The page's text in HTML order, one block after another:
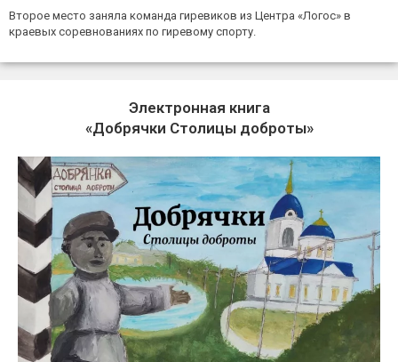
Второе место заняла команда гиревиков из Центра «Логос» в
краевых соревнованиях по гиревому спорту.
Электронная книга
«Добрячки Столицы доброты»